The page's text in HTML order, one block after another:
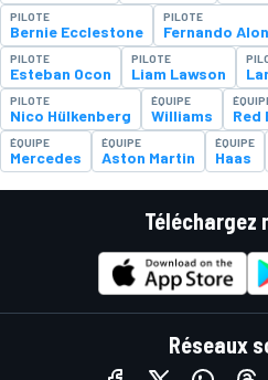
PILOTE
Bernie Ecclestone
PILOTE
Fernando
PILOTE
Esteban Ocon
PILOTE
Liam Lawson
PILOTE
Nico Hülkenberg
ÉQUIPE
Williams Red
ÉQUIPE
Mercedes
ÉQUIPE
Aston Martin
ÉQUIPE
Haas
Téléchargez
Réseaux